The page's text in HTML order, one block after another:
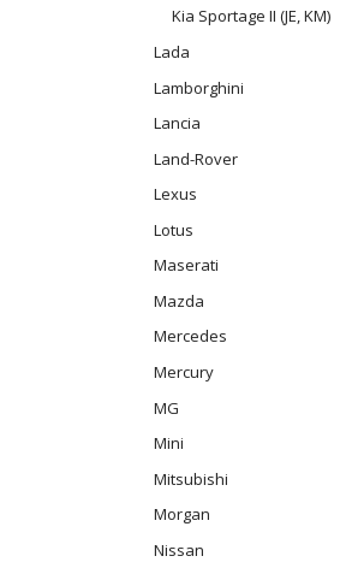
Kia Sportage II (JE, KM)
Lada
Lamborghini
Lancia
Land-Rover
Lexus
Lotus
Maserati
Mazda
Mercedes
Mercury
MG
Mini
Mitsubishi
Morgan
Nissan